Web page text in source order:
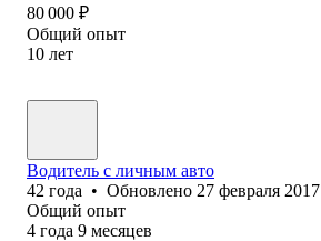
80 000 ₽
Общий опыт
10 лет
Водитель с личным авто
42 года • Обновлено 27 февраля 2017
Общий опыт
4 года 9 месяцев